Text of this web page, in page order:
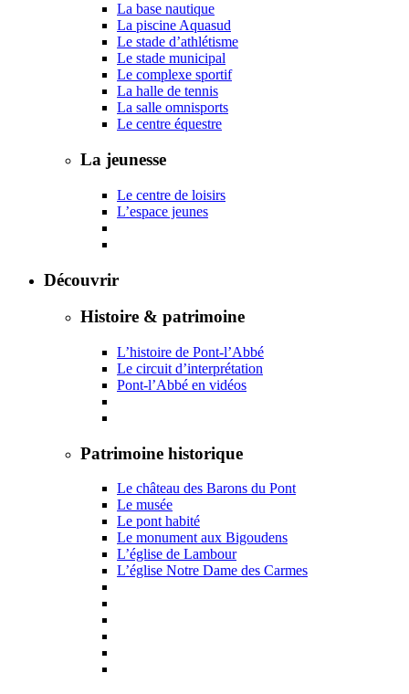
La base nautique
La piscine Aquasud
Le stade d’athlétisme
Le stade municipal
Le complexe sportif
La halle de tennis
La salle omnisports
Le centre équestre
La jeunesse
Le centre de loisirs
L’espace jeunes
Découvrir
Histoire & patrimoine
L’histoire de Pont-l’Abbé
Le circuit d’interprétation
Pont-l’Abbé en vidéos
Patrimoine historique
Le château des Barons du Pont
Le musée
Le pont habité
Le monument aux Bigoudens
L’église de Lambour
L’église Notre Dame des Carmes